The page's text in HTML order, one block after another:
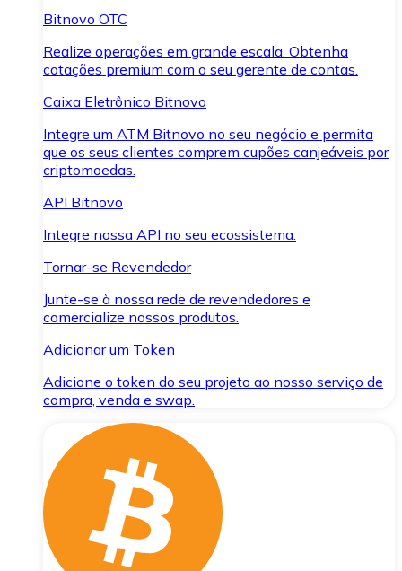
Bitnovo OTC
Realize operações em grande escala. Obtenha
cotações premium com o seu gerente de contas.
Caixa Eletrônico Bitnovo
Integre um ATM Bitnovo no seu negócio e permita
que os seus clientes comprem cupões canjeáveis por
criptomoedas.
API Bitnovo
Integre nossa API no seu ecossistema.
Tornar-se Revendedor
Junte-se à nossa rede de revendedores e
comercialize nossos produtos.
Adicionar um Token
Adicione o token do seu projeto ao nosso serviço de
compra, venda e swap.